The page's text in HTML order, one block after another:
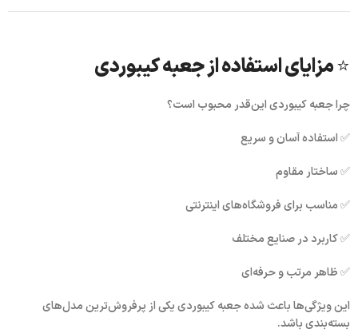
⭐ مزایای استفاده از جعبه کیبوردی
چرا جعبه کیبوردی این‌قدر محبوب است؟
✅ استفاده آسان و سریع
✅ ساختار مقاوم
✅ مناسب برای فروشگاه‌های اینترنتی
✅ کاربرد در صنایع مختلف
✅ ظاهر مرتب و حرفه‌ای
این ویژگی‌ها باعث شدهجعبه کیبوردییکی از پرفروش‌ترین مدل‌های
بسته‌بندی باشد.